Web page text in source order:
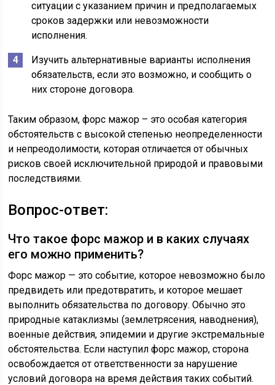
ситуации с указанием причин и предполагаемых
сроков задержки или невозможности
исполнения.
Изучить альтернативные варианты исполнения
обязательств, если это возможно, и сообщить о
них стороне договора.
Таким образом, форс мажор – это особая категория
обстоятельств с высокой степенью неопределенности
и непреодолимости, которая отличается от обычных
рисков своей исключительной природой и правовыми
последствиями.
Вопрос-ответ:
Что такое форс мажор и в каких случаях
его можно применить?
Форс мажор — это событие, которое невозможно было
предвидеть или предотвратить, и которое мешает
выполнить обязательства по договору. Обычно это
природные катаклизмы (землетрясения, наводнения),
военные действия, эпидемии и другие экстремальные
обстоятельства. Если наступил форс мажор, сторона
освобождается от ответственности за нарушение
условий договора на время действия таких событий.